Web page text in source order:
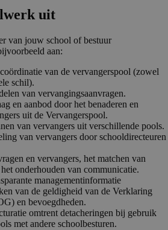
uit
van jouw school of bestuur
aan:
van de vervangerspool (zowel
schil).
van vervangingsaanvragen.
en aanbod door het benaderen en
uit de Vervangerspool.
van vervangers uit verschillende pools.
van vervangers door schooldirecteuren
en vervangers, het matchen van
onderhouden van communicatie.
managementinformatie
van de geldigheid van de Verklaring
en bevoegdheden.
omtrent detacheringen bij gebruik
met andere schoolbesturen.